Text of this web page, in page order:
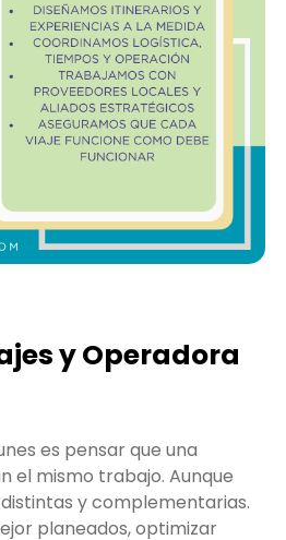
y Operadora
es pensar que una
el mismo trabajo. Aunque
y complementarias.
planeados, optimizar